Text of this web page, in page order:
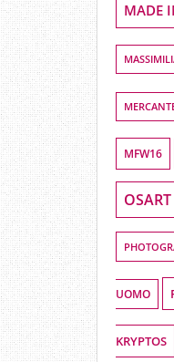
MADE
MFW16
UOMO
KRYPTOS